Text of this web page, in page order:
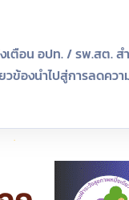
เตือน อปท. / รพ.สต.
องนำไปสู่การลดควา